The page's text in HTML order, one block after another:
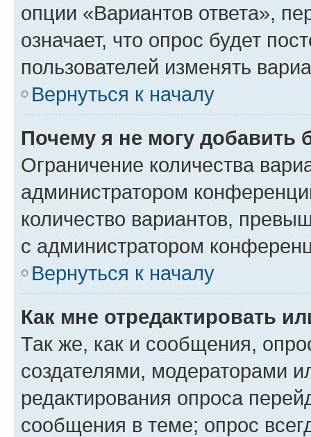
опции «Вариантов ответа»,
означает, что опрос будет
пользователей изменять
Вернуться к началу
Почему я не могу добавить
Ограничение количества
администратором
количество вариантов,
с администратором
Вернуться к началу
Как мне отредактировать
Так же, как и сообщения,
создателями, модераторами
редактирования опроса
сообщения в теме; опрос